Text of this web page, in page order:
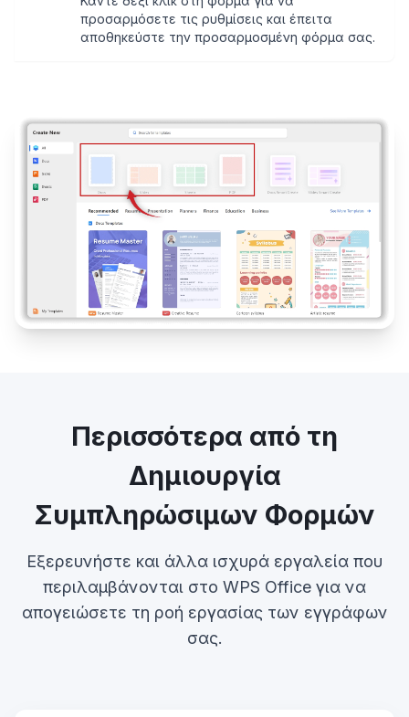
προσαρμόσετε τις ρυθμίσεις και έπειτα
αποθηκεύστε την προσαρμοσμένη φόρμα σας.
Περισσότερα από τη
Δημιουργία
Συμπληρώσιμων Φορμών
Εξερευνήστε και άλλα ισχυρά εργαλεία που
περιλαμβάνονται στο WPS Office για να
απογειώσετε τη ροή εργασίας των εγγράφων
σας.